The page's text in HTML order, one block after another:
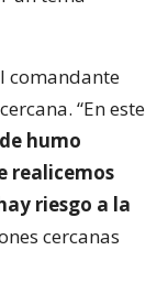
comandante
“En este
humo
realicemos
riesgo a la
cercanas